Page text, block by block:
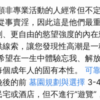
非專業活動的人經常但不
事賣淫，因此這是他們最
更自由的慾望強度的內在
索，讓您發現性高潮是
望在一生中體驗忘我、解
成年人的固有本性。 可
後的前 墓園規劃與選擇 3-
或酒店，但不進行“遊覽